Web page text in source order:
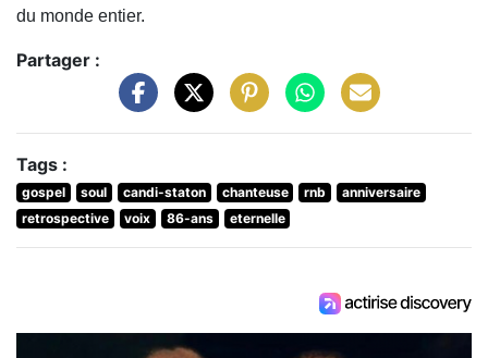
du monde entier.
Partager :
Tags :
gospel soul candi-staton chanteuse rnb
anniversaire
retrospective
voix 86-ans eternelle